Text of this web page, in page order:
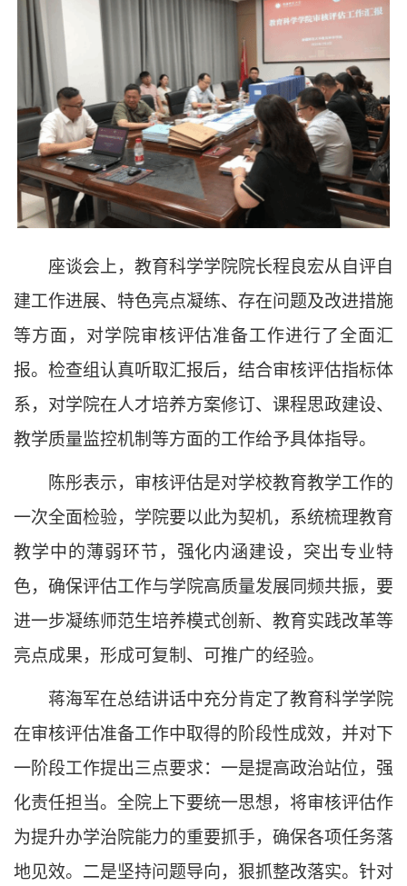
座谈会上，教育科学学院院长程良宏从自评自
建工作进展、特色亮点凝练、存在问题及改进措施
等方面，对学院审核评估准备工作进行了全面汇
报。检查组认真听取汇报后，结合审核评估指标体
系，对学院在人才培养方案修订、课程思政建设、
教学质量监控机制等方面的工作给予具体指导。
陈彤表示，审核评估是对学校教育教学工作的
一次全面检验，学院要以此为契机，系统梳理教育
教学中的薄弱环节，强化内涵建设，突出专业特
色，确保评估工作与学院高质量发展同频共振，要
进一步凝练师范生培养模式创新、教育实践改革等
亮点成果，形成可复制、可推广的经验。
蒋海军在总结讲话中充分肯定了教育科学学院
在审核评估准备工作中取得的阶段性成效，并对下
一阶段工作提出三点要求：一是提高政治站位，强
化责任担当。全院上下要统一思想，将审核评估作
为提升办学治院能力的重要抓手，确保各项任务落
地见效。二是坚持问题导向，狠抓整改落实。针对